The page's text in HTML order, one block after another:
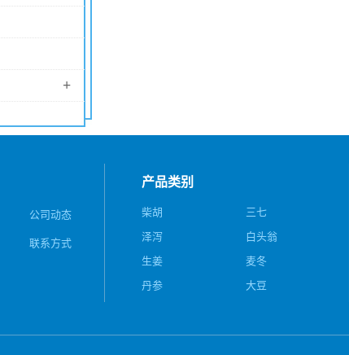
+
公司动态
联系方式
产品类别
柴胡
三七
泽泻
白头翁
生姜
麦冬
丹参
大豆